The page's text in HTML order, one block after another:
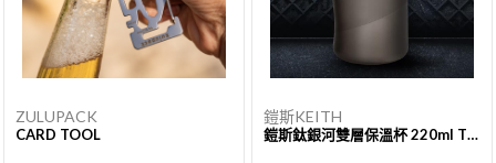
ZULUPACK
CARD TOOL
鎧斯KEITH
鎧斯鈦銀河雙層保溫杯 220ml Ti3312